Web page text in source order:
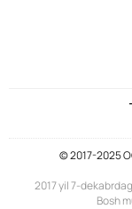
© 2017-2025
2017 yil 7-
Bosh